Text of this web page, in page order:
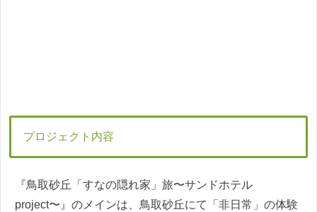
プロジェクト内容
『鳥取砂丘「すなの隠れ家」旅〜サンドホテル
project〜』のメインは、鳥取砂丘にて「非日常」の体験